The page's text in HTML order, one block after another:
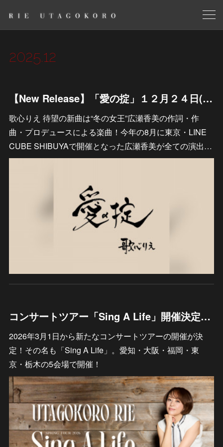
2025.12
【New Release】「愛の掟」１２月２４日(水)配信リリース決定！
歌心りえ 待望の新曲は“冬の女王”広瀬香美の作詞・作
曲・プロデュースによる楽曲！今年の8月に東京・LINE
CUBE SHIBUYAで開催となった広瀬香美が全ての演出…
コンサートツアー「Sing A Life」開催決定！！
2026年3月1日から新たなコンサートツアーの開催が決
定！その名も「Sing A Life」。愛知・大阪・福岡・東
京・栃木の5会場で開催！